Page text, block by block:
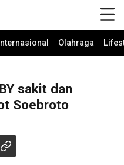
Internasional Olahraga
sakit dan
Soebroto